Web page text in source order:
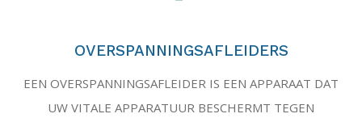
OVERSPANNINGSAFLEIDERS
EEN OVERSPANNINGSAFLEIDER IS EEN APPARAAT DAT
UW VITALE APPARATUUR BESCHERMT TEGEN